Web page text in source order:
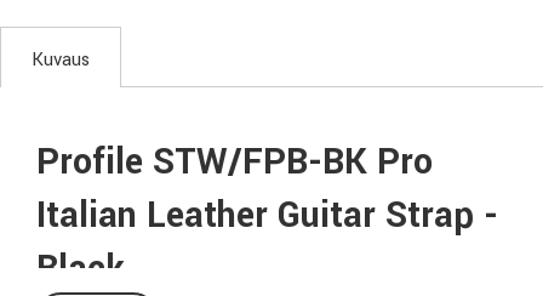
Kuvaus
Profile STW/FPB-BK Pro
Italian Leather Guitar Strap -
Black